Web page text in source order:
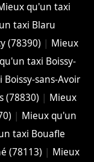
qu'un taxi
taxi Blaru
(78390) | Mieux
taxi Boissy-
sans-Avoir
(78830) | Mieux
| Mieux qu'un
taxi Bouafle
(78113) | Mieux